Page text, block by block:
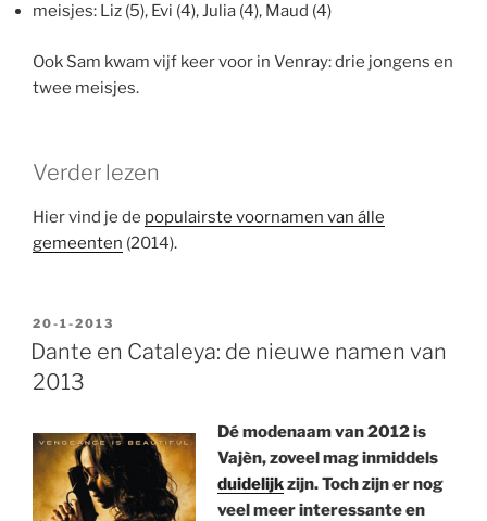
meisjes: Liz (5), Evi (4), Julia (4), Maud (4)
Ook Sam kwam vijf keer voor in Venray: drie jongens en
twee meisjes.
Verder lezen
Hier vind je de populairste voornamen van álle
gemeenten (2014).
GEPLAATST
OP
20-1-2013
Dante en Cataleya: de nieuwe namen van
2013
Dé modenaam van 2012 is
Vajèn, zoveel mag inmiddels
duidelijkzijn. Toch zijn er nog
veel meer interessante en